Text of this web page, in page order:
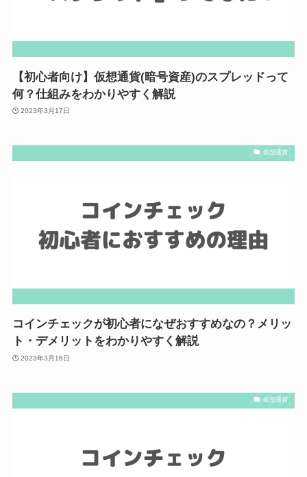
【初心者向け】仮想通貨(暗号資産)のスプレッドって
何？仕組みをわかりやすく解説
2023年3月17日
仮想通貨
コインチェックが初心者になぜおすすめなの？メリッ
ト・デメリットをわかりやすく解説
2023年3月16日
仮想通貨